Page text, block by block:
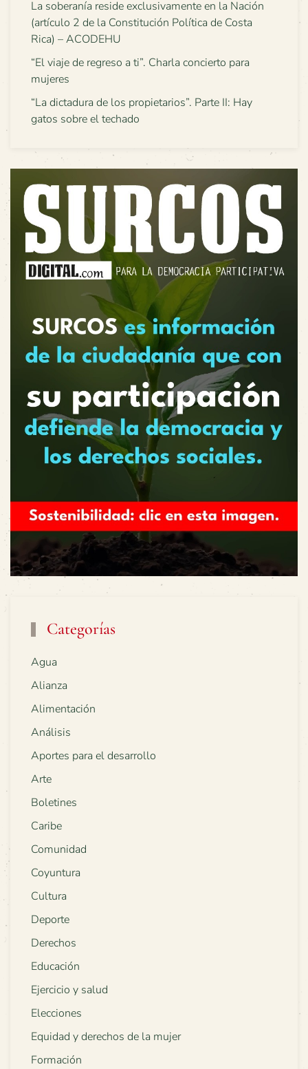
La soberanía reside exclusivamente en la Nación
(artículo 2 de la Constitución Política de Costa
Rica) – ACODEHU
“El viaje de regreso a ti”. Charla concierto para
mujeres
“La dictadura de los propietarios”. Parte II: Hay
gatos sobre el techado
Categorías
Agua
Alianza
Alimentación
Análisis
Aportes para el desarrollo
Arte
Boletines
Caribe
Comunidad
Coyuntura
Cultura
Deporte
Derechos
Educación
Ejercicio y salud
Elecciones
Equidad y derechos de la mujer
Formación